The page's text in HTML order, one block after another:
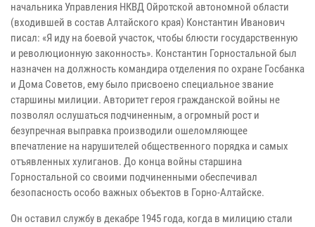
начальника Управления НКВД Ойротской автономной области
(входившей в состав Алтайского края) Константин Иванович
писал: «Я иду на боевой участок, чтобы блюсти государственную
и революционную законность». Константин Горностальной был
назначен на должность командира отделения по охране Госбанка
и Дома Советов, ему было присвоено специальное звание
старшины милиции. Авторитет героя гражданской войны не
позволял ослушаться подчиненным, а огромный рост и
безупречная выправка производили ошеломляющее
впечатление на нарушителей общественного порядка и самых
отъявленных хулиганов. До конца войны старшина
Горностальной со своими подчиненными обеспечивал
безопасность особо важных объектов в Горно-Алтайске.
Он оставил службу в декабре 1945 года, когда в милицию стали